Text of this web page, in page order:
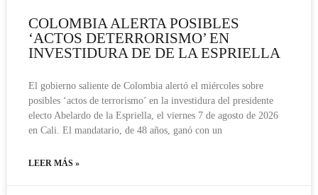
COLOMBIA ALERTA POSIBLES
‘ACTOS DETERRORISMO’ EN
INVESTIDURA DE DE LA ESPRIELLA
El gobierno saliente de Colombia alertó el miércoles sobre
posibles ‘actos de terrorismo’ en la investidura del presidente
electo Abelardo de la Espriella, el viernes 7 de agosto de 2026
en Cali. El mandatario, de 48 años, ganó con un
LEER MÁS »